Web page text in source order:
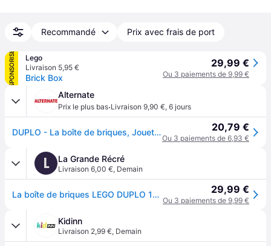
Recommandé Prix avec frais de port
SPONSORISÉ
Lego
Livraison 5,95 €
Brick Box
29,99 €
Ou 3 paiements de 9,99 €
Alternate
Prix le plus bas·Livraison 9,90 €, 6 jours
DUPLO - La boîte de briques, Jouets de construction 20,79 €
Ou 3 paiements de 6,93 €
L La Grande Récré
Livraison 6,00 €, Demain
La boîte de briques LEGO DUPLO 10913 29,99 €
Ou 3 paiements de 9,99 €
Kidinn
Livraison 2,99 €, Demain